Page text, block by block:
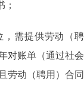
，需提供劳动（聘
对账单（通过社会
劳动（聘用）合同